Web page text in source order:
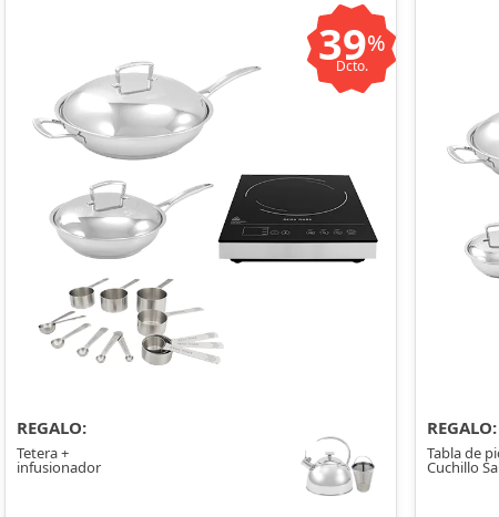
39%
Dcto.
REGALO:
Tetera +
infusionador
REGALO:
Tabla de
Cuchillo